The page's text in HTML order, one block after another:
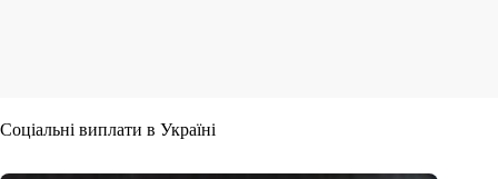
Соціальні виплати в Україні